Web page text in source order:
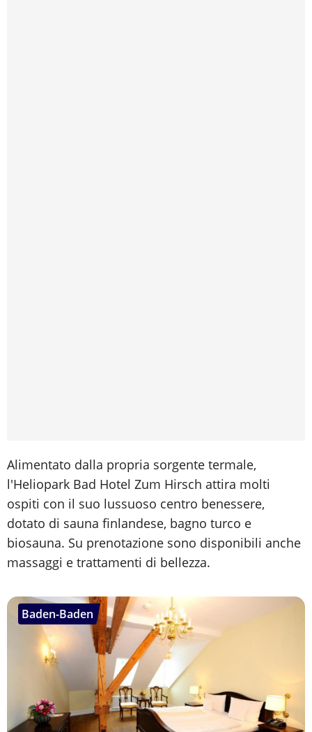
Alimentato dalla propria sorgente termale,
l'Heliopark Bad Hotel Zum Hirsch attira molti
ospiti con il suo lussuoso centro benessere,
dotato di sauna finlandese, bagno turco e
biosauna. Su prenotazione sono disponibili anche
massaggi e trattamenti di bellezza.
Baden-Baden